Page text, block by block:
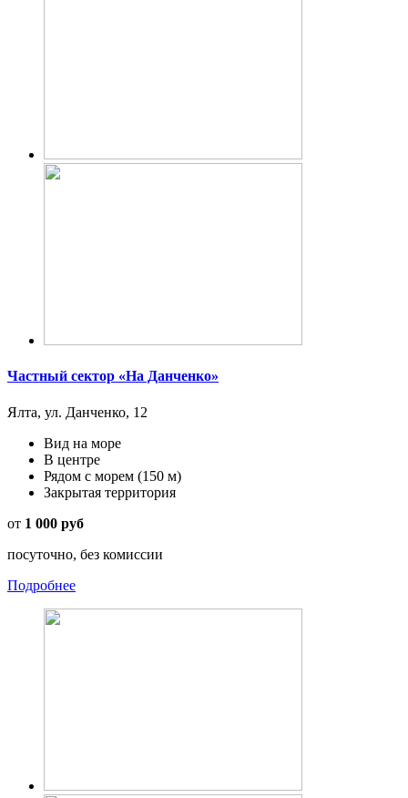
Частный сектор «На Данченко»
Ялта, ул. Данченко, 12
Вид на море
В центре
Рядом с морем (150 м)
Закрытая территория
от 1 000 руб
посуточно, без комиссии
Подробнее